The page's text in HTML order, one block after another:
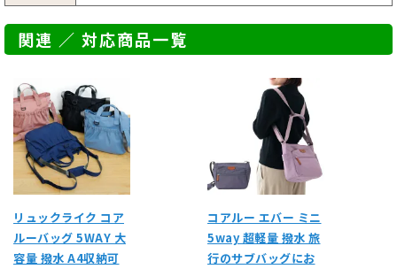
関連 ／ 対応商品一覧
リュックライク コア
ルーバッグ 5WAY 大
容量 撥水 A4収納可
コアルー エバー ミニ
5way 超軽量 撥水 旅
行のサブバッグにお